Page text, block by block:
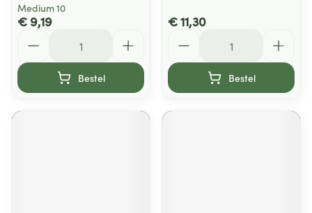
Medium 10
€ 9,19
Bestel
€ 11,30
Bestel